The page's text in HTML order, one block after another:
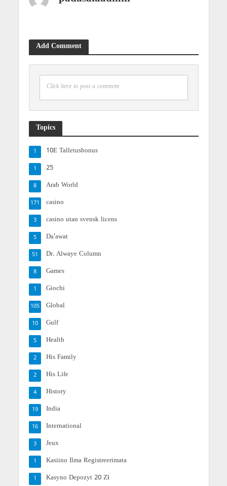
Add Comment
Click here to post a comment
Topics
10E Talletusbonus
1
25
1
Arab World
8
casino
171
casino utan svensk licens
3
Da'awat
5
Dr. Alwaye Column
51
Games
8
Giochi
1
Global
105
Gulf
10
Health
5
His Family
2
His Life
2
History
4
India
19
International
16
Jeux
3
Kasiino Ilma Registreerimata
1
Kasyno Depozyt 20 Zł
1